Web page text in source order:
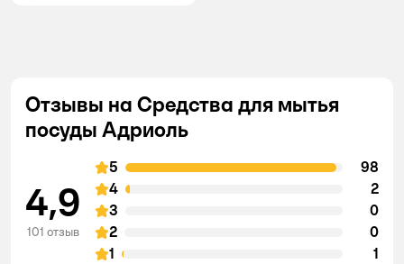
Отзывы на Средства для мытья
посуды Адриоль
4,9
101 отзыв
5
98
4
2
3
0
2
0
1
1